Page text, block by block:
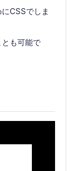
CSSでしま
も可能で